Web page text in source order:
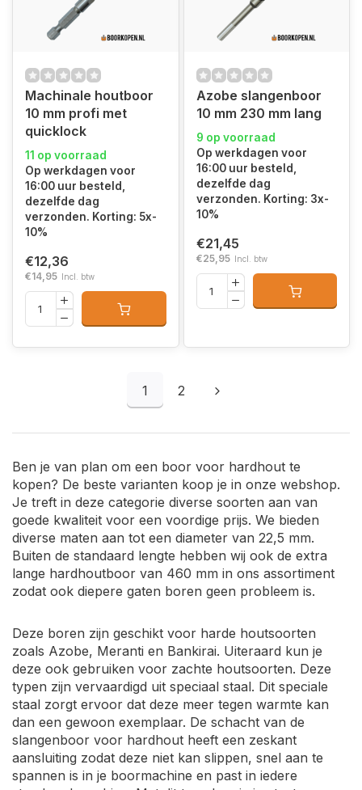
Machinale houtboor
10 mm profi met
quicklock
11 op voorraad
Op werkdagen voor
16:00 uur besteld,
dezelfde dag
verzonden. Korting: 5x-
10%
€12,36
€14,95 Incl. btw
Azobe slangenboor
10 mm 230 mm lang
9 op voorraad
Op werkdagen voor
16:00 uur besteld,
dezelfde dag
verzonden. Korting: 3x-
10%
€21,45
€25,95 Incl. btw
1 2
Ben je van plan om een boor voor hardhout te
kopen? De beste varianten koop je in onze webshop.
Je treft in deze categorie diverse soorten aan van
goede kwaliteit voor een voordige prijs. We bieden
diverse maten aan tot een diameter van 22,5 mm.
Buiten de standaard lengte hebben wij ook de extra
lange hardhoutboor van 460 mm in ons assortiment
zodat ook diepere gaten boren geen probleem is.
Deze boren zijn geschikt voor harde houtsoorten
zoals Azobe, Meranti en Bankirai. Uiteraard kun je
deze ook gebruiken voor zachte houtsoorten. Deze
typen zijn vervaardigd uit speciaal staal. Dit speciale
staal zorgt ervoor dat deze meer tegen warmte kan
dan een gewoon exemplaar. De schacht van de
slangenboor voor hardhout heeft een zeskant
aansluiting zodat deze niet kan slippen, snel aan te
spannen is in je boormachine en past in iedere